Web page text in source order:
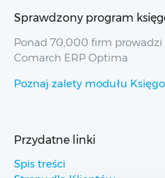
Sprawdzony program
Ponad 70,000 firm prowadzi
Comarch ERP Optima
Poznaj zalety modułu
Przydatne linki
Spis treści